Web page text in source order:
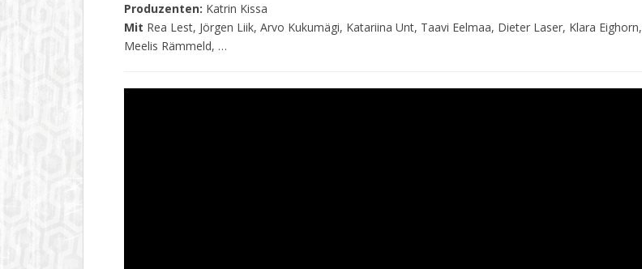
Produzenten: Katrin Kissa
Mit Rea Lest, Jörgen Liik, Arvo Kukumägi, Katariina Unt, Taavi Eelmaa, Dieter Laser, Klara Eighorn,
Meelis Rämmeld, …